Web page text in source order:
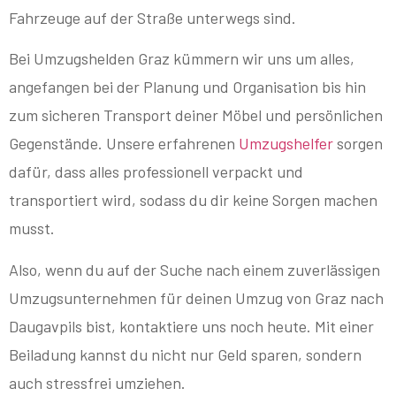
Fahrzeuge auf der Straße unterwegs sind.
Bei Umzugshelden Graz kümmern wir uns um alles,
angefangen bei der Planung und Organisation bis hin
zum sicheren Transport deiner Möbel und persönlichen
Gegenstände. Unsere erfahrenen Umzugshelfersorgen
dafür, dass alles professionell verpackt und
transportiert wird, sodass du dir keine Sorgen machen
musst.
Also, wenn du auf der Suche nach einem zuverlässigen
Umzugsunternehmen für deinen Umzug von Graz nach
Daugavpils bist, kontaktiere uns noch heute. Mit einer
Beiladung kannst du nicht nur Geld sparen, sondern
auch stressfrei umziehen.